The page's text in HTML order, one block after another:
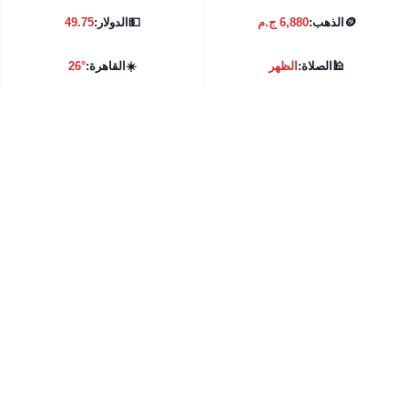
🪙 الذهب:6,880 ج.م 💵الدولار:49.75
🕌الصلاة:الظهر ☀️القاهرة:26°